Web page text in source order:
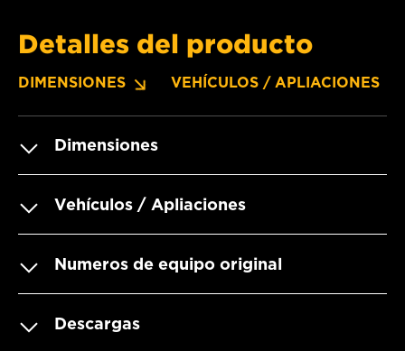
Detalles del producto
DIMENSIONES VEHÍCULOS / APLIACIONES
Dimensiones
Vehículos / Apliaciones
Numeros de equipo original
Descargas